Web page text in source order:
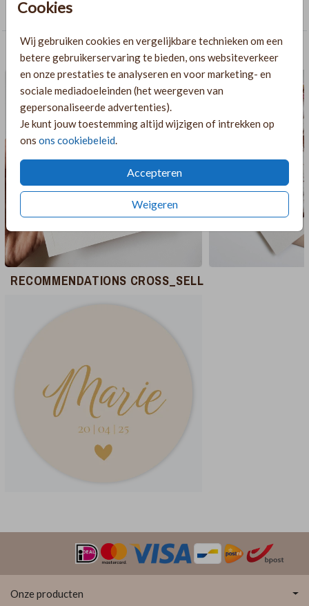
Cookies
Wij gebruiken cookies en vergelijkbare technieken om een
betere gebruikerservaring te bieden, ons websiteverkeer
en onze prestaties te analyseren en voor marketing- en
sociale mediadoeleinden (het weergeven van
gepersonaliseerde advertenties).
Je kunt jouw toestemming altijd wijzigen of intrekken op
ons ons cookiebeleid
Accepteren
Weigeren
Rechthoekige labelkaarten
AANBEVOLEN
RECOMMENDATIONS CROSS_SELL
Onze producten